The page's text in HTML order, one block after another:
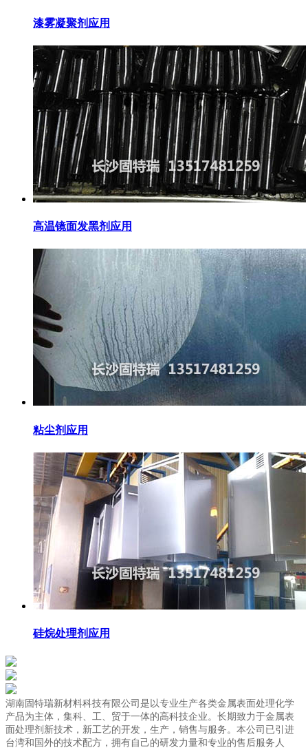
漆雾凝聚剂应用
高温镜面发黑剂应用
粘尘剂应用
硅烷处理剂应用
湖南固特瑞新材料科技有限公司是以专业生产各类金属表面处理化学
产品为主体，集科、工、贸于一体的高科技企业。长期致力于金属表
面处理剂新技术，新工艺的开发，生产，销售与服务。本公司已引进
台湾和国外的技术配方，拥有自己的研发力量和专业的售后服务人